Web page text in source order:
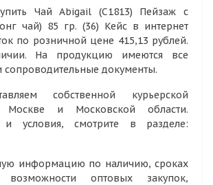
Чай Abigail (С1813) Пейзаж с
чай) 85 гр. (36) Кейс в интернет
по розничной цене 415,13 рублей.
На продукцию имеются все
сопроводительные документы.
собственной курьерской
и Московской области.
и условия, смотрите в разделе:
информацию по наличию, сроках
оптовых закупок,